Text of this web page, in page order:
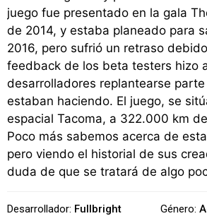
juego fue presentado en la gala
de 2014, y estaba planeado para
2016, pero sufrió un retraso
feedback de los beta testers hizo
desarrolladores replantearse
estaban haciendo. El juego, se
espacial Tacoma, a 322.000 km
Poco más sabemos acerca de
pero viendo el historial de sus
duda de que se tratará de algo
Desarrollador: Fullbright
Género: